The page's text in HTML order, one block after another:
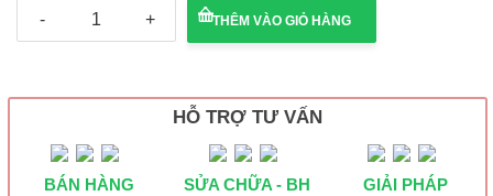
Latitude
5420
RAM
16GB
|
THÊM VÀO GIỎ HÀNG
HỖ TRỢ TƯ VẤN
BÁN HÀNG
SỬA CHỮA - BH
GIẢI PHÁP